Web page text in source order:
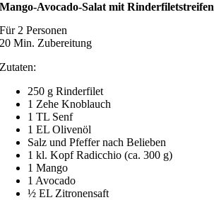
Bild
Mango-Avocado-Salat mit Rinderfiletstreifen
Für 2 Personen
20 Min. Zubereitung
Zutaten:
250 g Rinderfilet
1 Zehe Knoblauch
1 TL Senf
1 EL Olivenöl
Salz und Pfeffer nach Belieben
1 kl. Kopf Radicchio (ca. 300 g)
1 Mango
1 Avocado
½ EL Zitronensaft